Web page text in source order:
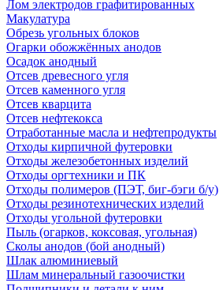
Лом электродов графитированных
Макулатура
Обрезь угольных блоков
Огарки обожжённых анодов
Осадок анодный
Отсев древесного угля
Отсев каменного угля
Отсев кварцита
Отсев нефтекокса
Отработанные масла и нефтепродукты
Отходы кирпичной футеровки
Отходы железобетонных изделий
Отходы оргтехники и ПК
Отходы полимеров (ПЭТ, биг-бэги б/у)
Отходы резинотехнических изделий
Отходы угольной футеровки
Пыль (огарков, коксовая, угольная)
Сколы анодов (бой анодный)
Шлак алюминиевый
Шлам минеральный газоочистки